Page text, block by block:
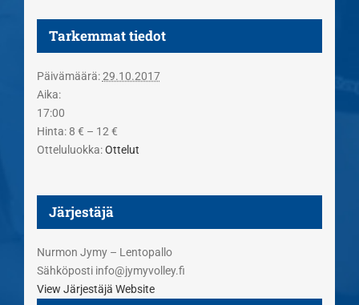
Tarkemmat tiedot
Päivämäärä: 29.10.2017
Aika:
17:00
Hinta: 8 € – 12 €
Otteluluokka: Ottelut
Järjestäjä
Nurmon Jymy – Lentopallo
Sähköposti info@jymyvolley.fi
View Järjestäjä Website